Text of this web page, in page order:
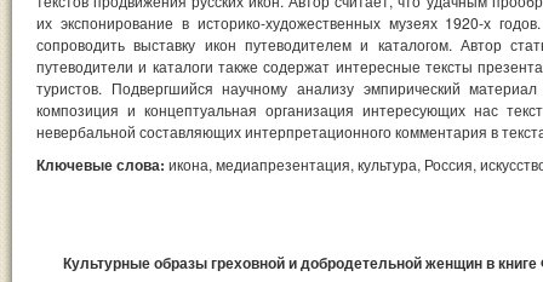
их экспонирование в историко-художественных музеях 1920-х
сопроводить выставку икон путеводителем и каталогом. Автор
путеводители и каталоги также содержат интересные тексты
туристов. Подвергшийся научному анализу эмпирический
композиция и концептуальная организация интересующих нас
невербальной составляющих интерпретационного комментария в
Ключевые слова: икона, медиапрезентация, культура, Россия,
Культурные образы греховной и добродетельной женщин в